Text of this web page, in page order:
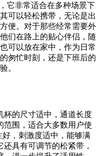
它非常适合在多种场景下
可以轻松携带，无论是出
便。对于那些经常需要外
们在路上的贴心伴侣，随
可以放在家中，作为日常
匆忙时刻，还是下班后的
。
杯的尺寸适中，通道长度
范围，适合大多数用户使
好，刺激度适中，能够满
具有可调节的松紧带，